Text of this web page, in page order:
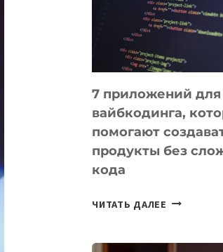
ДЛЯ
РАБОТЫ
7 приложений для
вайбкодинга,
помогают
продукты без
кода
ЧИТАТЬ ДАЛЕЕ